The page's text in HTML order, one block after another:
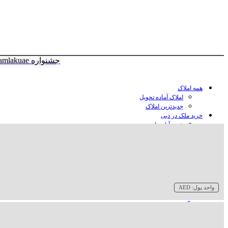
جشنواره amlakuae
همه املاک
املاک آماده تحویل
جدیدترین املاک
خرید ملک در دبی
خرید آپارتمان در دبی
واحد پول: AED